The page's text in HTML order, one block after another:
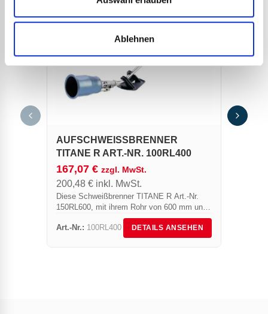
Ablehnen
AUFSCHWEISSBRENNER T
ITANE R ART.-NR. 100RL400
167,07 € zzgl. MwSt.
200,48 € inkl. MwSt.
Diese Schweißbrenner TITANE R Art.-Nr.
150RL600, mit ihrem Rohr von 600 mm und
ihrer Leistung von 150 kW bei 4 Bar, die für
alle Abdichter...
Art.-Nr.: 100RL400 DETAILS ANSEHEN